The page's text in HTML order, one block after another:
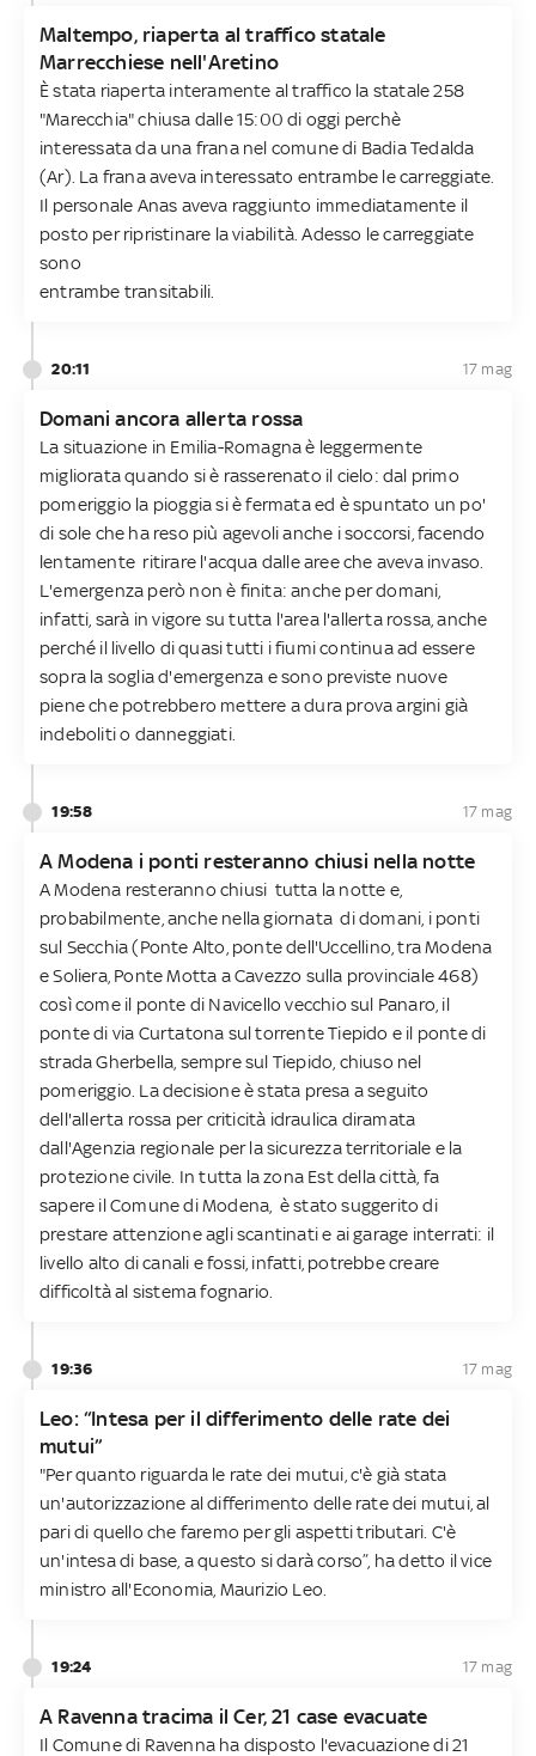
Maltempo, riaperta al traffico statale
Marrecchiese nell'Aretino
È stata riaperta interamente al traffico la statale 258
"Marecchia" chiusa dalle 15:00 di oggi perchè
interessata da una frana nel comune di Badia Tedalda
(Ar). La frana aveva interessato entrambe le carreggiate.
Il personale Anas aveva raggiunto immediatamente il
posto per ripristinare la viabilità. Adesso le carreggiate
sono
entrambe transitabili.
20:11 17 mag
Domani ancora allerta rossa
La situazione in Emilia-Romagna è leggermente
migliorata quando si è rasserenato il cielo: dal primo
pomeriggio la pioggia si è fermata ed è spuntato un po'
di sole che ha reso più agevoli anche i soccorsi, facendo
lentamente ritirare l'acqua dalle aree che aveva invaso.
L'emergenza però non è finita: anche per domani,
infatti, sarà in vigore su tutta l'area l'allerta rossa, anche
perché il livello di quasi tutti i fiumi continua ad essere
sopra la soglia d'emergenza e sono previste nuove
piene che potrebbero mettere a dura prova argini già
indeboliti o danneggiati.
19:58 17 mag
A Modena i ponti resteranno chiusi nella notte
A Modena resteranno chiusi tutta la notte e,
probabilmente, anche nella giornata di domani, i ponti
sul Secchia (Ponte Alto, ponte dell'Uccellino, tra Modena
e Soliera, Ponte Motta a Cavezzo sulla provinciale 468)
così come il ponte di Navicello vecchio sul Panaro, il
ponte di via Curtatona sul torrente Tiepido e il ponte di
strada Gherbella, sempre sul Tiepido, chiuso nel
pomeriggio. La decisione è stata presa a seguito
dell'allerta rossa per criticità idraulica diramata
dall'Agenzia regionale per la sicurezza territoriale e la
protezione civile. In tutta la zona Est della città, fa
sapere il Comune di Modena, è stato suggerito di
prestare attenzione agli scantinati e ai garage interrati: il
livello alto di canali e fossi, infatti, potrebbe creare
difficoltà al sistema fognario.
19:36 17 mag
Leo: “Intesa per il differimento delle rate dei
mutui”
"Per quanto riguarda le rate dei mutui, c'è già stata
un'autorizzazione al differimento delle rate dei mutui, al
pari di quello che faremo per gli aspetti tributari. C'è
un'intesa di base, a questo si darà corso”, ha detto il vice
ministro all'Economia, Maurizio Leo.
19:24 17 mag
A Ravenna tracima il Cer, 21 case evacuate
Il Comune di Ravenna ha disposto l'evacuazione di 21